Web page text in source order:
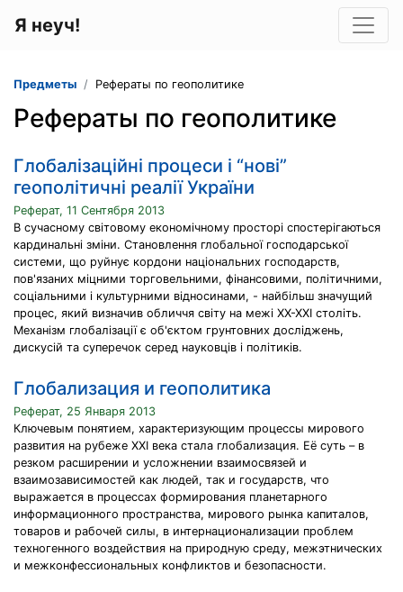
Я неуч!
Предметы Рефераты по геополитике
Рефераты по геополитике
Глобалізаційні процеси і “нові”
геополітичні реалії України
Реферат, 11 Сентября 2013
В сучасному світовому економічному просторі спостерігаються
кардинальні зміни. Становлення глобальної господарської
системи, що руйнує кордони національних господарств,
пов'язаних міцними торговельними, фінансовими, політичними,
соціальними і культурними відносинами, - найбільш значущий
процес, який визначив обличчя світу на межі ХХ-ХХІ століть.
Механізм глобалізації є об'єктом грунтовних досліджень,
дискусій та суперечок серед науковців і політиків.
Глобализация и геополитика
Реферат, 25 Января 2013
Ключевым понятием, характеризующим процессы мирового
развития на рубеже XXI века стала глобализация. Её суть – в
резком расширении и усложнении взаимосвязей и
взаимозависимостей как людей, так и государств, что
выражается в процессах формирования планетарного
информационного пространства, мирового рынка капиталов,
товаров и рабочей силы, в интернационализации проблем
техногенного воздействия на природную среду, межэтнических
и межконфессиональных конфликтов и безопасности.